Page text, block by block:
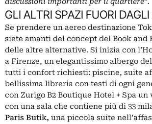
GLI ALTRI SPAZI FUORI
Se prendere un aereo destinazione
siete amanti del concept del Book and
delle altre alternative. Si inizia con
a Firenze, un elegantissimo albergo
tutti i confort richiesti: piscine, suite
bellissima libreria con testi di ogni
con Zurigo B2 Boutique Hotel + Spa
con una sala che contiene più di 33
Paris Butik, una piccola suite